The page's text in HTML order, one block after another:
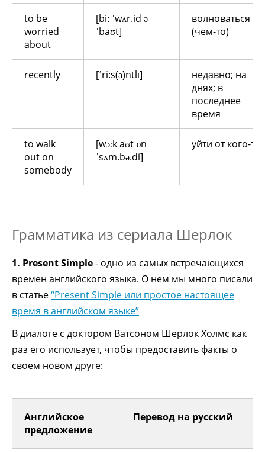
to be
worried
about
[biː ˈwʌr.id ə
ˈbaʊt]
волноваться о
(чем-то)
recently [ʹri:s(ə)ntlı]
недавно; на
днях; в
последнее
время
to walk
out on
somebody
[wɔːk aʊt ɒn
ˈsʌm.bə.di]
уйти от кого-то
Грамматика из сериала Шерлок
1. Present Simple- одно из самых встречающихся
времен английского языка. О нем мы много писали
в статье“Present Simple или простое настоящее
время в английском языке”
В диалоге с доктором Ватсоном Шерлок Холмс как
раз его использует, чтобы предоставить факты о
своем новом друге:
Английское
предложение
Перевод на русский